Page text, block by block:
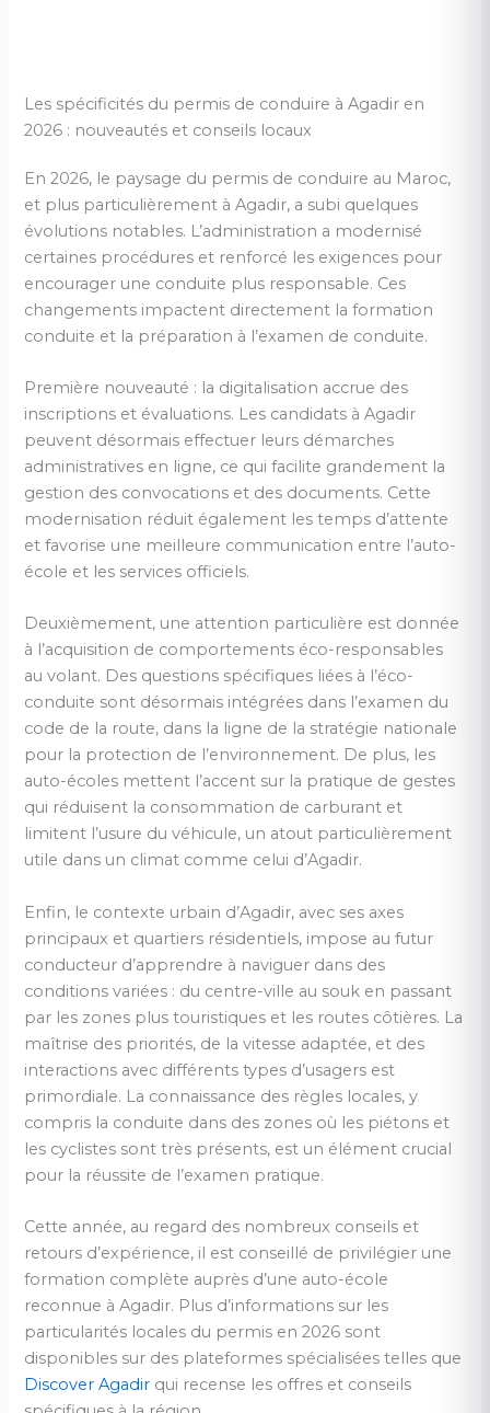
Les spécificités du permis de conduire à Agadir en
2026 : nouveautés et conseils locaux
En 2026, le paysage du permis de conduire au Maroc,
et plus particulièrement à Agadir, a subi quelques
évolutions notables. L’administration a modernisé
certaines procédures et renforcé les exigences pour
encourager une conduite plus responsable. Ces
changements impactent directement la formation
conduite et la préparation à l’examen de conduite.
Première nouveauté : la digitalisation accrue des
inscriptions et évaluations. Les candidats à Agadir
peuvent désormais effectuer leurs démarches
administratives en ligne, ce qui facilite grandement la
gestion des convocations et des documents. Cette
modernisation réduit également les temps d’attente
et favorise une meilleure communication entre l’auto-
école et les services officiels.
Deuxièmement, une attention particulière est donnée
à l’acquisition de comportements éco-responsables
au volant. Des questions spécifiques liées à l’éco-
conduite sont désormais intégrées dans l’examen du
code de la route, dans la ligne de la stratégie nationale
pour la protection de l’environnement. De plus, les
auto-écoles mettent l’accent sur la pratique de gestes
qui réduisent la consommation de carburant et
limitent l’usure du véhicule, un atout particulièrement
utile dans un climat comme celui d’Agadir.
Enfin, le contexte urbain d’Agadir, avec ses axes
principaux et quartiers résidentiels, impose au futur
conducteur d’apprendre à naviguer dans des
conditions variées : du centre-ville au souk en passant
par les zones plus touristiques et les routes côtières. La
maîtrise des priorités, de la vitesse adaptée, et des
interactions avec différents types d’usagers est
primordiale. La connaissance des règles locales, y
compris la conduite dans des zones où les piétons et
les cyclistes sont très présents, est un élément crucial
pour la réussite de l’examen pratique.
Cette année, au regard des nombreux conseils et
retours d’expérience, il est conseillé de privilégier une
formation complète auprès d’une auto-école
reconnue à Agadir. Plus d’informations sur les
particularités locales du permis en 2026 sont
disponibles sur des plateformes spécialisées telles que
Discover Agadir qui recense les offres et conseils